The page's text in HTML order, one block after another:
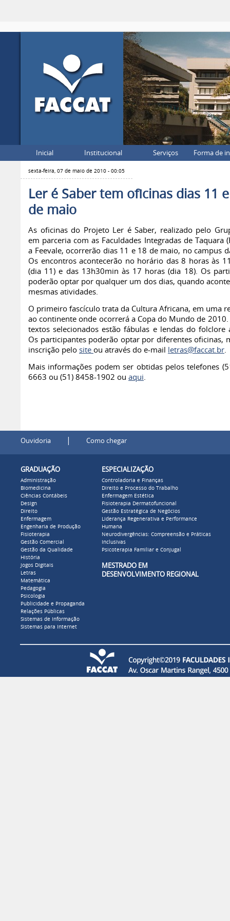
Inicial Institucional Serviços Forma de
sexta-feira, 07 de maio de 2010 - 00:05
Ler é Saber tem oficinas dias 11
de maio
As oficinas do Projeto Ler é Saber, realizado pelo
em parceria com as Faculdades Integradas de Taquara
a Feevale, ocorrerão dias 11 e 18 de maio, no campus
Os encontros acontecerão no horário das 8 horas às
(dia 11) e das 13h30min às 17 horas (dia 18). Os
poderão optar por qualquer um dos dias, quando
mesmas atividades.
O primeiro fascículo trata da Cultura Africana, em uma
ao continente onde ocorrerá a Copa do Mundo de 2010.
textos selecionados estão fábulas e lendas do folclore
Os participantes poderão optar por diferentes oficinas,
inscrição pelo site ou através do e-mail letras@faccat.br.
Mais informações podem ser obtidas pelos telefones
6663 ou (51) 8458-1902 ou aqui.
Ouvidoria | Como chegar
GRADUAÇÃO
Administração
Biomedicina
Ciências Contábeis
Design
Direito
Enfermagem
Engenharia de Produção
Fisioterapia
Gestão Comercial
Gestão da Qualidade
História
Jogos Digitais
Letras
Matemática
Pedagogia
Psicologia
Publicidade e Propaganda
Relações Públicas
Sistemas de Informação
Sistemas para Internet
ESPECIALIZAÇÃO
Controladoria e Finanças
Direito e Processo do Trabalho
Enfermagem Estética
Fisioterapia Dermatofuncional
Gestão Estratégica de Negócios
Liderança Regenerativa e Performance
Humana
Neurodivergências: Compreensão e Práticas
Inclusivas
Psicoterapia Familiar e Conjugal
MESTRADO EM
DESENVOLVIMENTO REGIONAL